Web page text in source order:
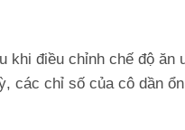
điều chỉnh chế độ ăn
các chỉ số của cô dần